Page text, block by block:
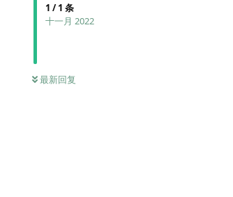
1 /1 条
十一月 2022
最新回复